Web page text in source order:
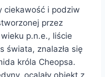
ciekawość i podziw
przez
p.n.e., liście
świata, znalazła się
króla Cheopsa.
ocalały obiekt z